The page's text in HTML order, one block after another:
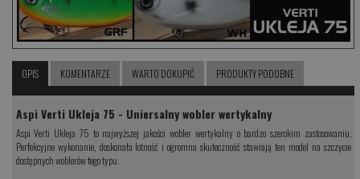
OPIS KOMENTARZE WARTO DOKUPIĆ PRODUKTY PODOBNE
Aspi Verti Ukleja 75 - Uniersalny wobler wertykalny
Aspi Verti Ukleja 75 to najwyższej jakości wobler wertykalny o bardzo szerokim zastosowaniu.
Perfekcyjne wykonanie, doskonała lotność i ogromna skuteczność stawiają ten model na szczycie
dostępnych woblerów tego typu.